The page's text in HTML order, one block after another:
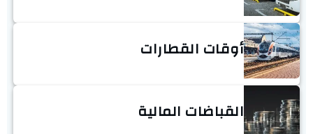
أوقات القطارات
القباضات المالية